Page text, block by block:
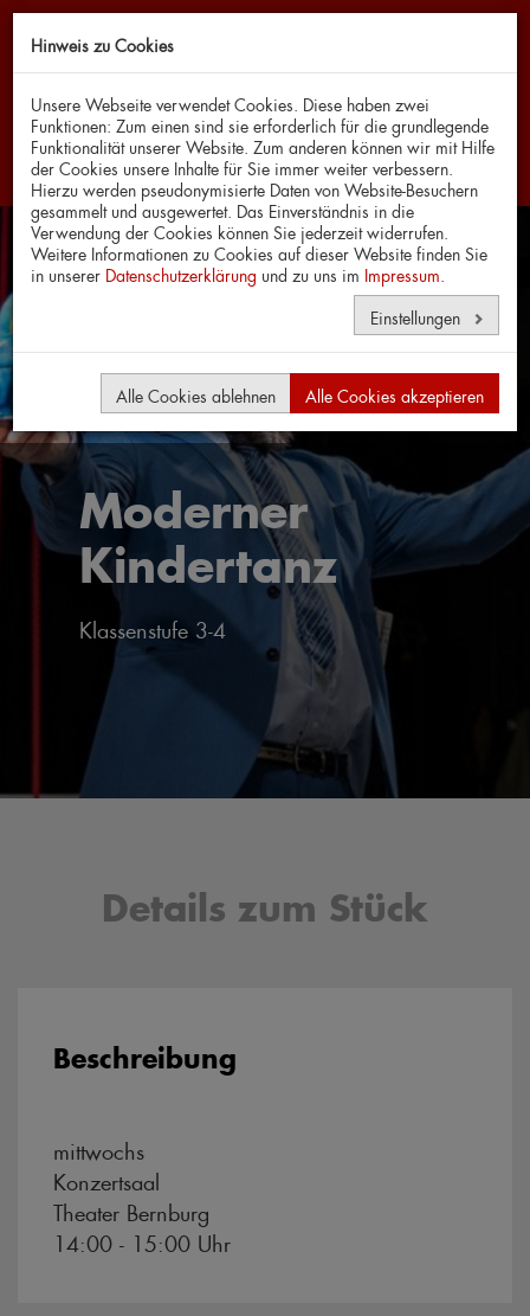
Moderner
Kindertanz
Klassenstufe 3-4
Details zum Stück
Beschreibung
mittwochs
Konzertsaal
Theater Bernburg
14:00 - 15:00 Uhr
Hinweis zu Cookies
Unsere Webseite verwendet Cookies. Diese haben zwei
Funktionen: Zum einen sind sie erforderlich für die grundlegende
Funktionalität unserer Website. Zum anderen können wir mit Hilfe
der Cookies unsere Inhalte für Sie immer weiter verbessern.
Hierzu werden pseudonymisierte Daten von Website-Besuchern
gesammelt und ausgewertet. Das Einverständnis in die
Verwendung der Cookies können Sie jederzeit widerrufen.
Weitere Informationen zu Cookies auf dieser Website finden Sie
in unserer Datenschutzerklärung und zu uns im Impressum
Einstellungen
Alle Cookies ablehnen Alle Cookies akzeptieren